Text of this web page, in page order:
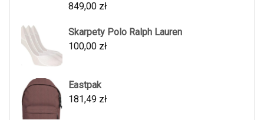
849,00 zł
Skarpety Polo Ralph Lauren
100,00 zł
Eastpak
181,49 zł